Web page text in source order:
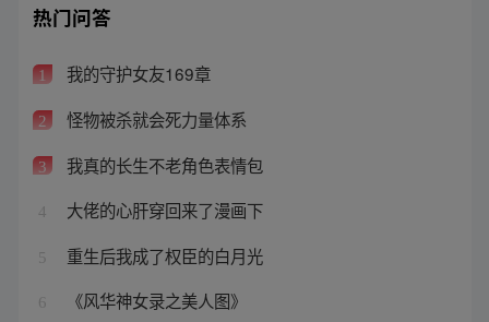
热门问答
1 我的守护女友169章
2 怪物被杀就会死力量体系
3 我真的长生不老角色表情包
4 大佬的心肝穿回来了漫画下
5 重生后我成了权臣的白月光
6 《风华神女录之美人图》